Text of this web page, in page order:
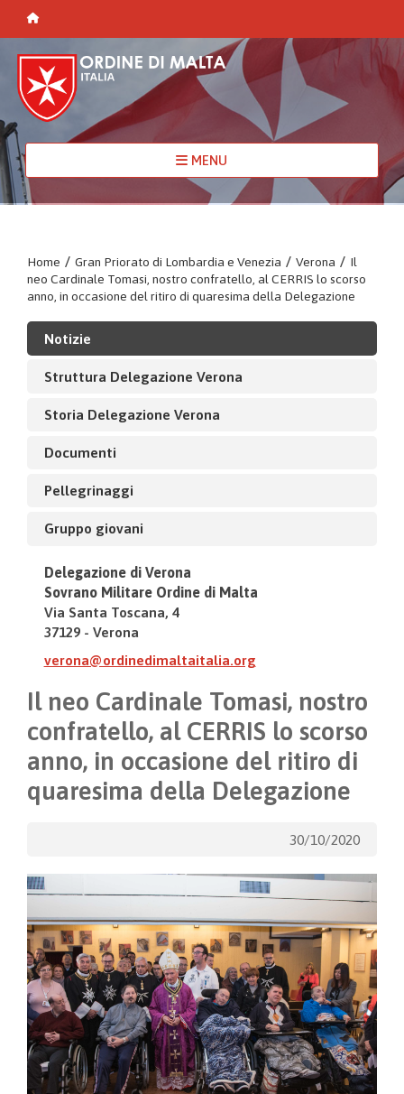
MENU
Home / Gran Priorato di Lombardia e Venezia / Verona / Il
neo Cardinale Tomasi, nostro confratello, al CERRIS lo scorso
anno, in occasione del ritiro di quaresima della Delegazione
Notizie
Struttura Delegazione Verona
Storia Delegazione Verona
Documenti
Pellegrinaggi
Gruppo giovani
Delegazione di Verona
Sovrano Militare Ordine di Malta
Via Santa Toscana, 4
37129 - Verona
verona@ordinedimaltaitalia.org
Il neo Cardinale Tomasi, nostro
confratello, al CERRIS lo scorso
anno, in occasione del ritiro di
quaresima della Delegazione
30/10/2020